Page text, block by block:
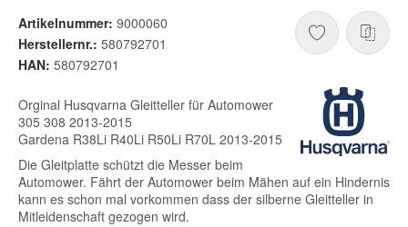
Artikelnummer: 9000060
Herstellernr.: 580792701
HAN: 580792701
Orginal Husqvarna Gleitteller für Automower
305 308 2013-2015
Gardena R38Li R40Li R50Li R70L 2013-2015
Die Gleitplatte schützt die Messer beim
Automower. Fährt der Automower beim Mähen auf ein Hindernis
kann es schon mal vorkommen dass der silberne Gleitteller in
Mitleidenschaft gezogen wird.